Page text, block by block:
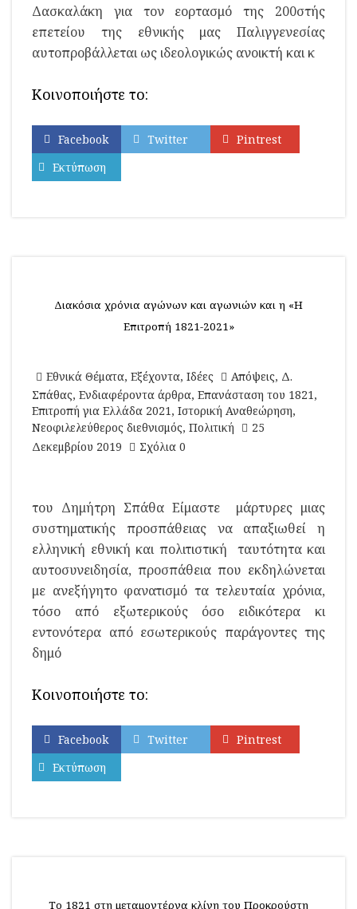
Δασκαλάκη για τον εορτασμό της 200στής
επετείου της εθνικής μας Παλιγγενεσίας
αυτοπροβάλλεται ως ιδεολογικώς ανοικτή και κ
Κοινοποιήστε το:
Facebook Twitter
Pintrest
Εκτύπωση
Διακόσια χρόνια αγώνων και αγωνιών και η «Η
Επιτροπή 1821-2021»
Εθνικά Θέματα, Εξέχοντα, Ιδέες Απόψεις, Δ.
Σπάθας, Ενδιαφέροντα άρθρα, Επανάσταση του 1821,
Επιτροπή για Ελλάδα 2021, Ιστορική Αναθεώρηση,
Νεοφιλελεύθερος διεθνισμός, Πολιτική
25
Δεκεμβρίου 2019
Σχόλια 0
του Δημήτρη Σπάθα Είμαστε μάρτυρες μιας
συστηματικής προσπάθειας να απαξιωθεί η
ελληνική εθνική και πολιτιστική ταυτότητα και
αυτοσυνειδησία, προσπάθεια που εκδηλώνεται
με ανεξήγητο φανατισμό τα τελευταία χρόνια,
τόσο από εξωτερικούς όσο ειδικότερα κι
εντονότερα από εσωτερικούς παράγοντες της
δημό
Κοινοποιήστε το:
Facebook Twitter
Pintrest
Εκτύπωση
Το 1821 στη μεταμοντέρνα κλίνη του Προκρούστη